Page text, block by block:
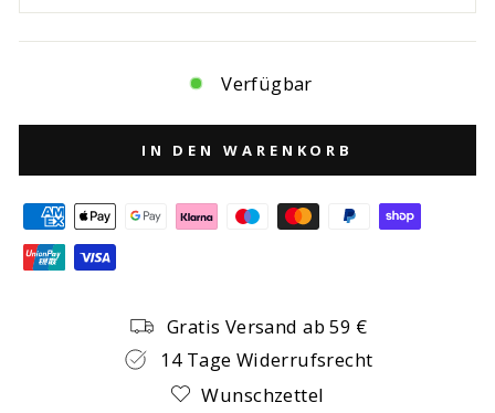
Verfügbar
IN DEN WARENKORB
Gratis Versand ab 59 €
14 Tage Widerrufsrecht
Wunschzettel